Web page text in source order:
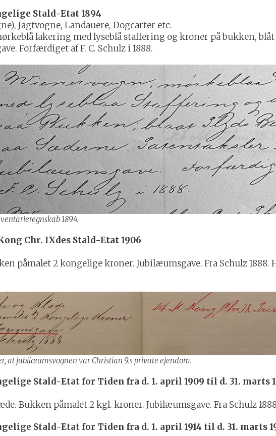
Stald-Etat 1894
Jagtvogne, Landauere, Dogcarter etc.
lakering med lyseblå staffering og kroner på bukken,
Forfærdiget af F. C. Schulz i 1888.
1894.
Chr. IXdes Stald-Etat 1906
påmalet 2 kongelige kroner. Jubilæumsgave. Fra Schulz 1888.
at jubilæumsvognen var Christian 9.s private ejendom.
Stald-Etat for Tiden fra d. 1. april 1909 til d. 31. marts
Bukken påmalet 2 kgl. kroner. Jubilæumsgave. Fra Schulz
Stald-Etat for Tiden fra d. 1. april 1914 til d. 31. marts